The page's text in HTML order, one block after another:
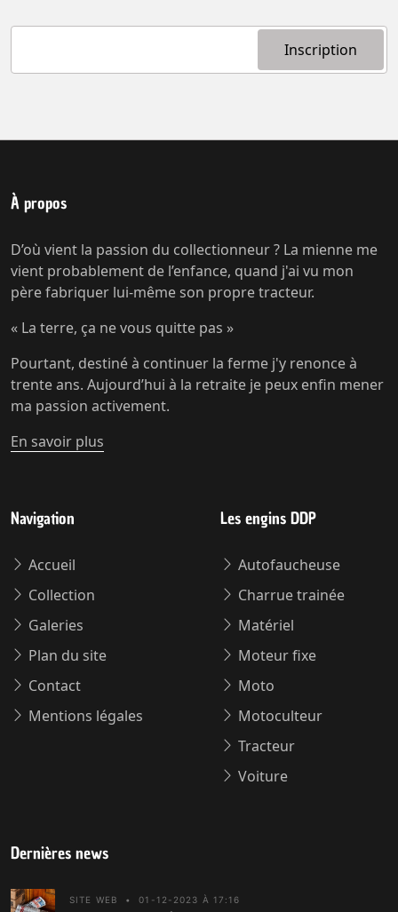
À propos
D’où vient la passion du collectionneur ? La mienne me
vient probablement de l’enfance, quand j'ai vu mon
père fabriquer lui-même son propre tracteur.
« La terre, ça ne vous quitte pas »
Pourtant, destiné à continuer la ferme j'y renonce à
trente ans. Aujourd’hui à la retraite je peux enfin mener
ma passion activement.
En savoir plus
Navigation
Accueil
Collection
Galeries
Plan du site
Contact
Mentions légales
Les engins DDP
Autofaucheuse
Charrue trainée
Matériel
Moteur fixe
Moto
Motoculteur
Tracteur
Voiture
Dernières news
SITE WEB • 01-12-2023 À 17:16